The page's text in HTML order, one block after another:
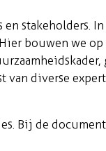
stakeholders.
bouwen we
van diverse
Bij de